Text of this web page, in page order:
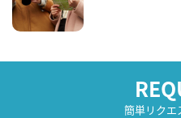
簡単リクエ